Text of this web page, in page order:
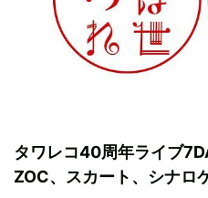
タワレコ40周年ライブ
ZOC、スカート、シナロ